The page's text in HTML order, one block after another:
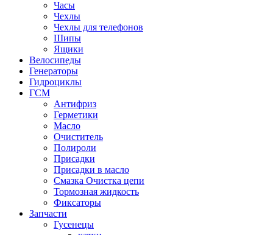
Часы
Чехлы
Чехлы для телефонов
Шипы
Ящики
Велосипеды
Генераторы
Гидроциклы
ГСМ
Антифриз
Герметики
Масло
Очиститель
Полироли
Присадки
Присадки в масло
Смазка Очистка цепи
Тормозная жидкость
Фиксаторы
Запчасти
Гусенецы